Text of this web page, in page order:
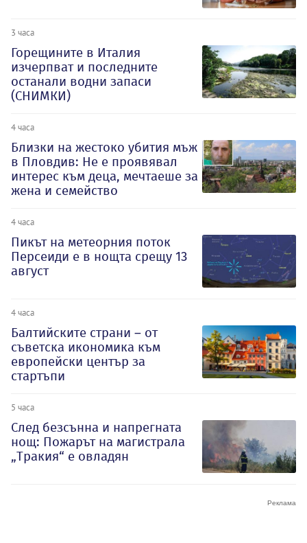
3 часа
Горещините в Италия
изчерпват и последните
останали водни запаси
(СНИМКИ)
4 часа
Близки на жестоко убития мъж
в Пловдив: Не е проявявал
интерес към деца, мечтаеше за
жена и семейство
4 часа
Пикът на метеорния поток
Персеиди е в нощта срещу 13
август
4 часа
Балтийските страни – от
съветска икономика към
европейски център за
стартъпи
5 часа
След безсънна и напрегната
нощ: Пожарът на магистрала
„Тракия“ е овладян